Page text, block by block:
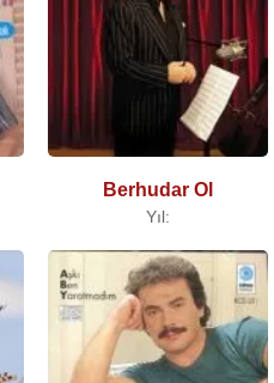
Berhudar Ol
Yıl: